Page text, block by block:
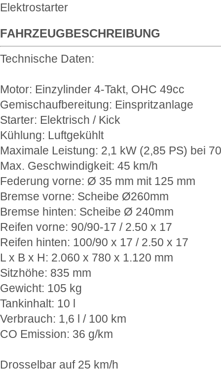
Elektrostarter
FAHRZEUGBESCHREIBUNG
Technische Daten:
Motor: Einzylinder 4-Takt, OHC 49cc
Gemischaufbereitung: Einspritzanlage
Starter: Elektrisch / Kick
Kühlung: Luftgekühlt
Maximale Leistung: 2,1 kW (2,85 PS) bei
Max. Geschwindigkeit: 45 km/h
Federung vorne: Ø 35 mm mit 125 mm
Bremse vorne: Scheibe Ø260mm
Bremse hinten: Scheibe Ø 240mm
Reifen vorne: 90/90-17 / 2.50 x 17
Reifen hinten: 100/90 x 17 / 2.50 x 17
L x B x H: 2.060 x 780 x 1.120 mm
Sitzhöhe: 835 mm
Gewicht: 105 kg
Tankinhalt: 10 l
Verbrauch: 1,6 l / 100 km
CO Emission: 36 g/km
Drosselbar auf 25 km/h